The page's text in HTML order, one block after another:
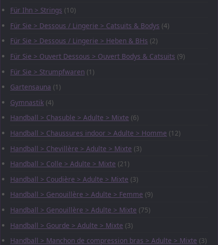
Für Ihn > Strings (10)
Für Sie > Dessous / Lingerie > Catsuits & Bodys (4)
Für Sie > Dessous / Lingerie > Heben & BHs (2)
Für Sie > Ouvert Dessous > Ouvert Bodys & Catsuits (9)
Für Sie > Strumpfwaren (1)
Gartensauna (1)
Gymnastik (4)
Handball > Chasuble > Adulte > Mixte (6)
Handball > Chaussures indoor > Adulte > Homme (12)
Handball > Chevillère > Adulte > Mixte (3)
Handball > Colle > Adulte > Mixte (21)
Handball > Coudière > Adulte > Mixte (3)
Handball > Genouillère > Adulte > Femme (9)
Handball > Genouillère > Adulte > Mixte (75)
Handball > Gourde > Adulte > Mixte (3)
Handball > Manchon de compression bras > Adulte > Mixte (3)